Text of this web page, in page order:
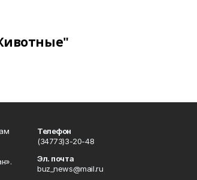
Телефон
(34773)3-20-48
Эл. почта
buz_news@mail.ru